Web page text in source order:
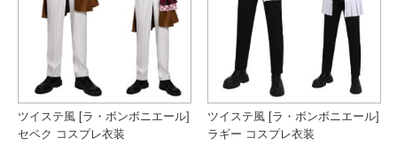
ツイステ風 [ラ・ボンボニエール]
セベク コスプレ衣装
ツイステ風 [ラ・ボンボニエール]
ラギー コスプレ衣装